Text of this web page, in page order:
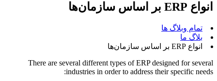
انواع ERP بر اساس سازمان‌ها
تمام وبلاگ ها
بلاگ ما
انواع ERP بر اساس سازمان‌ها
There are several different types of ERP designed for several
industries in order to address their specific needs: